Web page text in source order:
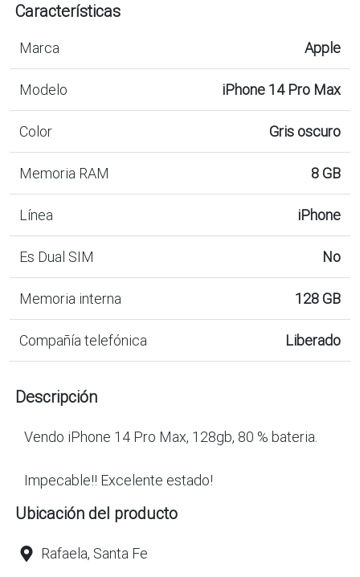
Características
Marca Apple
Modelo iPhone 14 Pro Max
Color Gris oscuro
Memoria RAM 8 GB
Línea iPhone
Es Dual SIM No
Memoria interna 128 GB
Compañía telefónica Liberado
Descripción
Vendo iPhone 14 Pro Max, 128gb, 80 % bateria.
Impecable!! Excelente estado!
Ubicación del producto
Rafaela, Santa Fe